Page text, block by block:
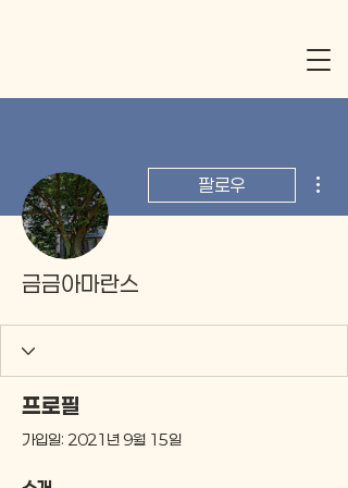
팔로우
금금아마란스
프로필
가입일: 2021년 9월 15일